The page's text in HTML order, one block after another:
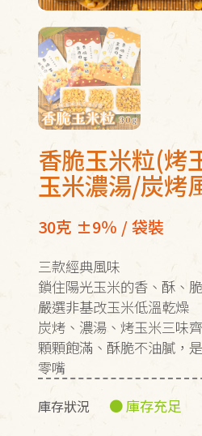
官方帳號
香脆玉米粒(烤
玉米濃湯/炭烤
30克 ±9％ / 袋裝
三款經典風味
鎖住陽光玉米的香、酥、脆
嚴選非基改玉米低溫乾燥
炭烤、濃湯、烤玉米三味
顆顆飽滿、酥脆不油膩，
零嘴
庫存狀況 ● 庫存充足